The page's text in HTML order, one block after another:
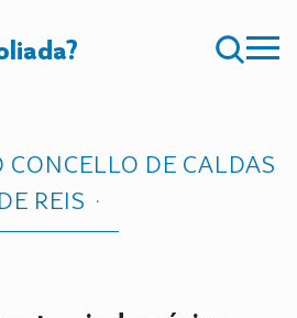
DE CALDAS
DE REIS